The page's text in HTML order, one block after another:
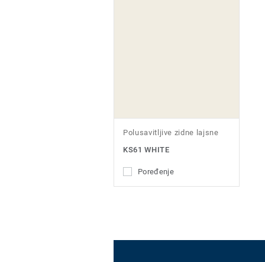
Polusavitljive zidne lajsne
KS61 WHITE
Poređenje